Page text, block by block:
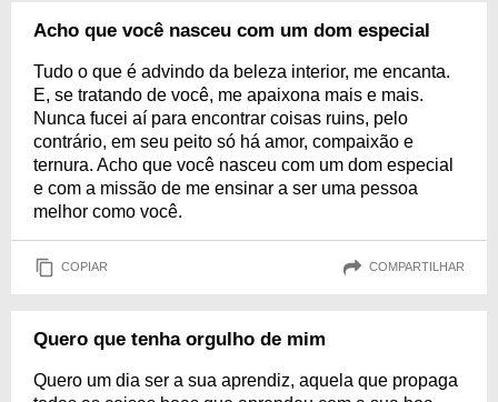
Acho que você nasceu com um dom especial
Tudo o que é advindo da beleza interior, me encanta.
E, se tratando de você, me apaixona mais e mais.
Nunca fucei aí para encontrar coisas ruins, pelo
contrário, em seu peito só há amor, compaixão e
ternura. Acho que você nasceu com um dom especial
e com a missão de me ensinar a ser uma pessoa
melhor como você.
COPIAR COMPARTILHAR
Quero que tenha orgulho de mim
Quero um dia ser a sua aprendiz, aquela que propaga